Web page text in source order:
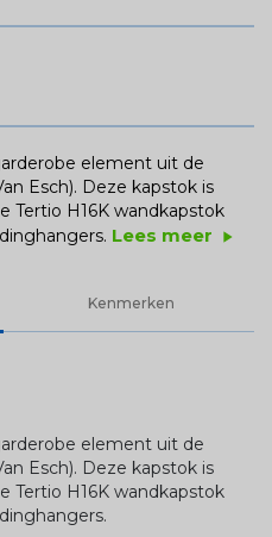
element uit de
Esch). Deze kapstok is
Tertio H16K wandkapstok
Lees meer play_arrow
Kenmerken
element uit de
Esch). Deze kapstok is
Tertio H16K wandkapstok